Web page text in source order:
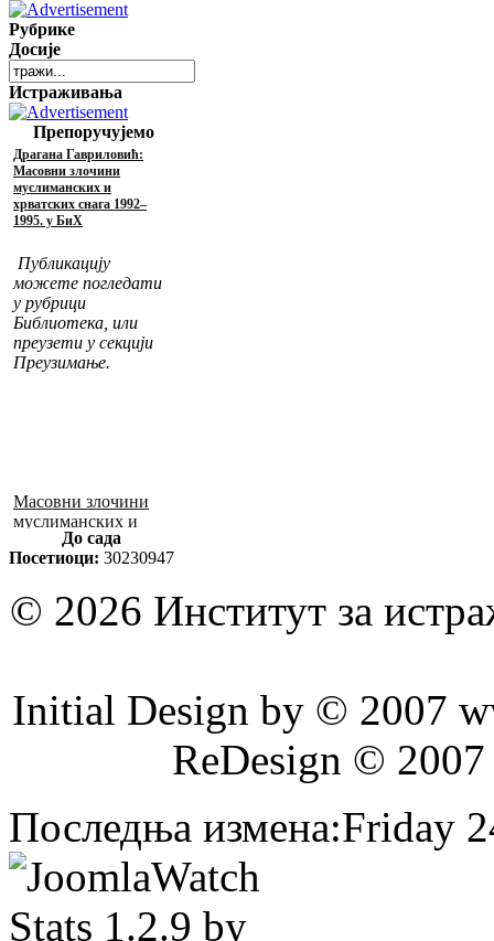
Рубрике
Досије
Истраживања
Препоручујемо
Драгана Гавриловић:
Масовни злочини
муслиманских и
хрватских снага 1992–
1995. у БиХ
Публикацију
можете погледати
у рубрици
Библиотека, или
преузети у секцији
Преузимање.
Масовни злочини
муслиманских и
хрватских снага
1992–1995. у БиХ
До сада
Посетиоци: 30230947
© 2026 Институт за
Initial Design by © 2007
ReDesign ©
Последња измена:Friday